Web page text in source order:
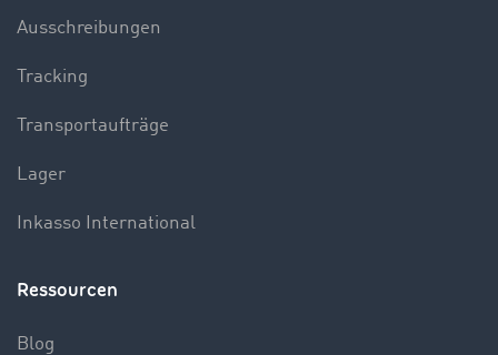
Ausschreibungen
Tracking
Transportaufträge
Lager
Inkasso International
Ressourcen
Blog